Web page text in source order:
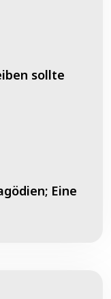
sollte
Eine